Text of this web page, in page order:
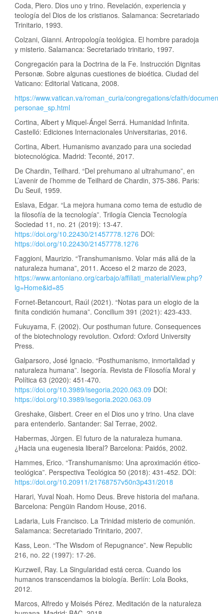
Coda, Piero. Dios uno y trino. Revelación, experiencia y
teología del Dios de los cristianos. Salamanca: Secretariado
Trinitario, 1993.
Colzani, Gianni. Antropología teológica. El hombre paradoja
y misterio. Salamanca: Secretariado trinitario, 1997.
Congregación para la Doctrina de la Fe. Instrucción Dignitas
Personæ. Sobre algunas cuestiones de bioética. Ciudad del
Vaticano: Editorial Vaticana, 2008.
https://www.vatican.va/roman_curia/congregations/cfaith/
personae_sp.html
Cortina, Albert y Miquel-Ángel Serrá. Humanidad Infinita.
Castelló: Ediciones Internacionales Universitarias, 2016.
Cortina, Albert. Humanismo avanzado para una sociedad
biotecnológica. Madrid: Teconté, 2017.
De Chardin, Teilhard. “Del prehumano al ultrahumano”, en
L’avenir de l’homme de Teilhard de Chardin, 375-386. Paris:
Du Seuil, 1959.
Eslava, Edgar. “La mejora humana como tema de estudio de
la filosofía de la tecnología”. Trilogía Ciencia Tecnología
Sociedad 11, no. 21 (2019): 13-47.
https://doi.org/10.22430/21457778.1276 DOI:
https://doi.org/10.22430/21457778.1276
Faggioni, Maurizio. “Transhumanismo. Volar más allá de la
naturaleza humana”, 2011. Acceso el 2 marzo de 2023,
https://www.antoniano.org/carbajo/affiliati_materialiView.php?
lg=Home&id=85
Fornet-Betancourt, Raúl (2021). “Notas para un elogio de la
finita condición humana”. Concilium 391 (2021): 423-433.
Fukuyama, F. (2002). Our posthuman future. Consequences
of the biotechnology revolution. Oxford: Oxford University
Press.
Galparsoro, José Ignacio. “Posthumanismo, inmortalidad y
naturaleza humana”. Isegoría. Revista de Filosofía Moral y
Política 63 (2020): 451-470.
https://doi.org/10.3989/isegoria.2020.063.09 DOI:
https://doi.org/10.3989/isegoria.2020.063.09
Greshake, Gisbert. Creer en el Dios uno y trino. Una clave
para entenderlo. Santander: Sal Terrae, 2002.
Habermas, Jürgen. El futuro de la naturaleza humana.
¿Hacia una eugenesia liberal? Barcelona: Paidós, 2002.
Hammes, Erico. “Transhumanismo: Una aproximación ético-
teológica”. Perspectiva Teológica 50 (2018): 431-452. DOI:
https://doi.org/10.20911/21768757v50n3p431/2018
Harari, Yuval Noah. Homo Deus. Breve historia del mañana.
Barcelona: Pengüin Random House, 2016.
Ladaria, Luis Francisco. La Trinidad misterio de comunión.
Salamanca: Secretariado Trinitario, 2007.
Kass, Leon. “The Wisdom of Repugnance”. New Republic
216, no. 22 (1997): 17-26.
Kurzweil, Ray. La Singularidad está cerca. Cuando los
humanos transcendamos la biología. Berlín: Lola Books,
2012.
Marcos, Alfredo y Moisés Pérez. Meditación de la naturaleza